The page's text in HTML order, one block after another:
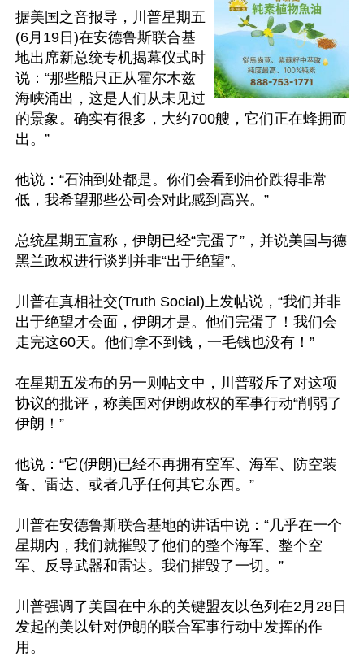
据美国之音报导，川普星期五
(6月19日)在安德鲁斯联合基
地出席新总统专机揭幕仪式时
说：“那些船只正从霍尔木兹
海峡涌出，这是人们从未见过
的景象。确实有很多，大约700艘，它们正在蜂拥而
出。”
他说：“石油到处都是。你们会看到油价跌得非常
低，我希望那些公司会对此感到高兴。”
总统星期五宣称，伊朗已经“完蛋了”，并说美国与德
黑兰政权进行谈判并非“出于绝望”。
川普在真相社交(Truth Social)上发帖说，“我们并非
出于绝望才会面，伊朗才是。他们完蛋了！我们会
走完这60天。他们拿不到钱，一毛钱也没有！”
在星期五发布的另一则帖文中，川普驳斥了对这项
协议的批评，称美国对伊朗政权的军事行动“削弱了
伊朗！”
他说：“它(伊朗)已经不再拥有空军、海军、防空装
备、雷达、或者几乎任何其它东西。”
川普在安德鲁斯联合基地的讲话中说：“几乎在一个
星期内，我们就摧毁了他们的整个海军、整个空
军、反导武器和雷达。我们摧毁了一切。”
川普强调了美国在中东的关键盟友以色列在2月28日
发起的美以针对伊朗的联合军事行动中发挥的作
用。